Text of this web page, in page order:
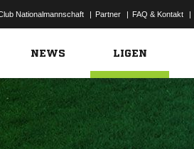
Nationalmannschaft | Partner | FAQ & Kontakt |
NEWS LIGEN